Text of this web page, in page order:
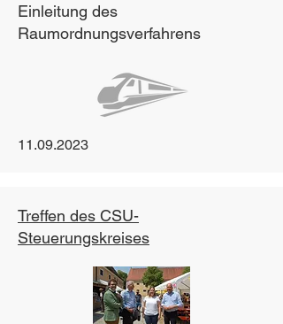
Einleitung des
Raumordnungsverfahrens
11.09.2023
Treffen des CSU-
Steuerungskreises